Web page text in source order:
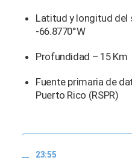
Latitud y longitud del
-66.8770°W
Profundidad – 15 Km
Fuente primaria de
Puerto Rico (RSPR)
23:55